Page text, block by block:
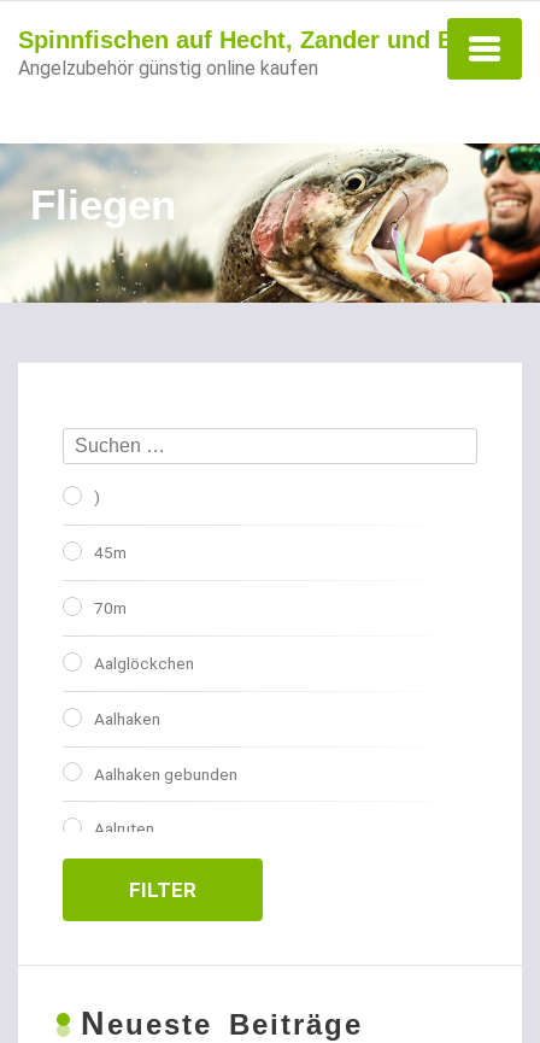
Spinnfischen auf Hecht, Zander und Barsch
Angelzubehör günstig online kaufen
Fliegen
)
45m
70m
Aalglöckchen
Aalhaken
Aalhaken gebunden
Aalruten
Abhakmatten
FILTER
Neueste Beiträge